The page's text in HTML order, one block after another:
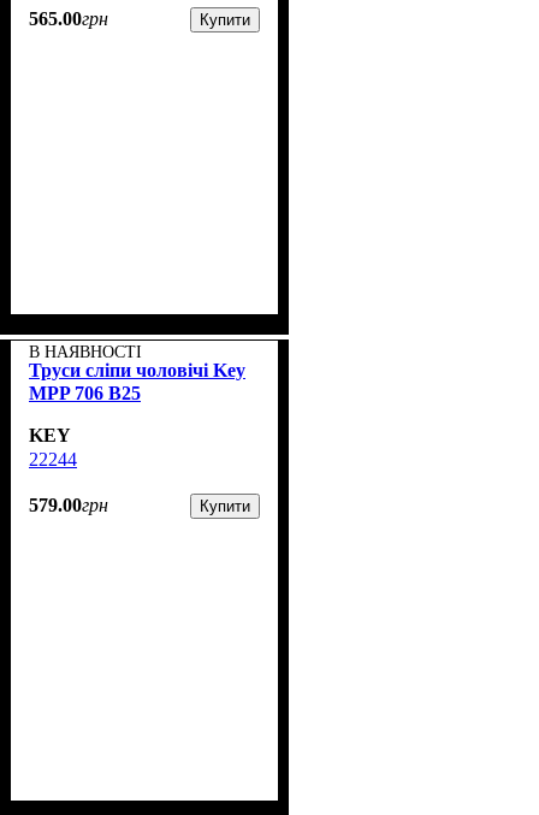
565.00грн Купити
В НАЯВНОСТІ
Труси сліпи чоловічі Key
MPP 706 B25
KEY
22244
579.00грн Купити